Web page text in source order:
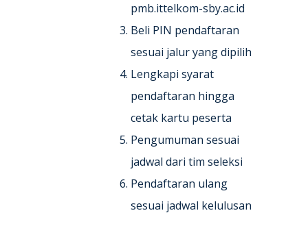
pmb.ittelkom-sby.ac.id
Beli PIN pendaftaran
sesuai jalur yang dipilih
Lengkapi syarat
pendaftaran hingga
cetak kartu peserta
Pengumuman sesuai
jadwal dari tim seleksi
Pendaftaran ulang
sesuai jadwal kelulusan